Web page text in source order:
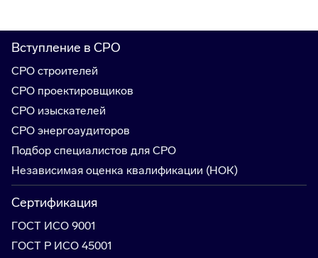
Вступление в СРО
СРО строителей
СРО проектировщиков
СРО изыскателей
СРО энергоаудиторов
Подбор специалистов для СРО
Независимая оценка квалификации (НОК)
Сертификация
ГОСТ ИСО 9001
ГОСТ Р ИСО 45001